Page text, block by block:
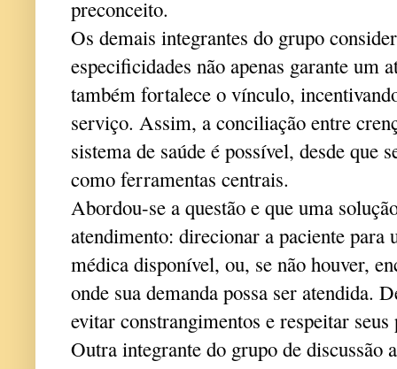
preconceito.
Os demais integrantes do grupo
especificidades não apenas garante um
também fortalece o vínculo,
serviço. Assim, a conciliação entre
sistema de saúde é possível, desde que
como ferramentas centrais.
Abordou-se a questão e que uma
atendimento: direcionar a paciente para
médica disponível, ou, se não houver,
onde sua demanda possa ser atendida.
evitar constrangimentos e respeitar
Outra integrante do grupo de discussão